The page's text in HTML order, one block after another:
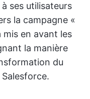
ses utilisateurs
la campagne «
en avant les
la manière
du